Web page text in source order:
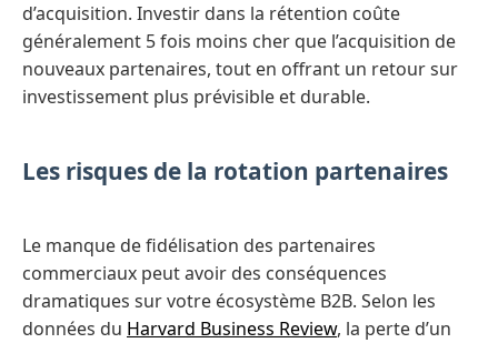
d’acquisition. Investir dans la rétention coûte
généralement 5 fois moins cher que l’acquisition de
nouveaux partenaires, tout en offrant un retour sur
investissement plus prévisible et durable.
Les risques de la rotation partenaires
Le manque de fidélisation des partenaires
commerciaux peut avoir des conséquences
dramatiques sur votre écosystème B2B. Selon les
données du Harvard Business Review, la perte d’un